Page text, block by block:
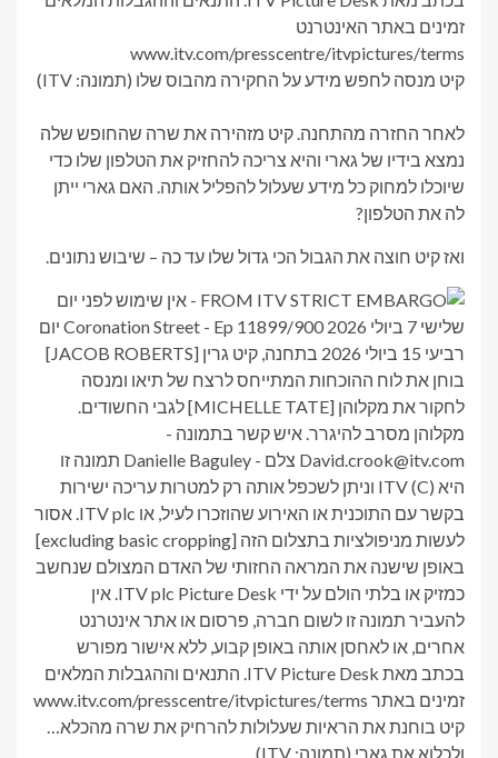
קיט מנסה לחפש מידע על החקירה מהבוס שלו (תמונה: ITV)
לאחר החזרה מהתחנה. קיט מזהירה את שרה שהחופש שלה
נמצא בידיו של גארי והיא צריכה להחזיק את הטלפון שלו כדי
שיוכלו למחוק כל מידע שעלול להפליל אותה. האם גארי ייתן
לה את הטלפון?
ואז קיט חוצה את הגבול הכי גדול שלו עד כה – שיבוש נתונים.
קיט בוחנת את הראיות שעלולות להרחיק את שרה מהכלא…
ולכלוא את גארי (תמונה: ITV)